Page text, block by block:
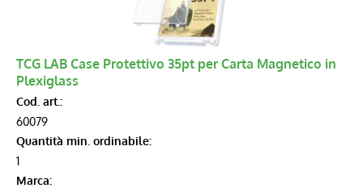
TCG LAB Case Protettivo 35pt per Carta Magnetico in
Plexiglass
Cod. art.:
60079
Quantità min. ordinabile:
1
Marca: